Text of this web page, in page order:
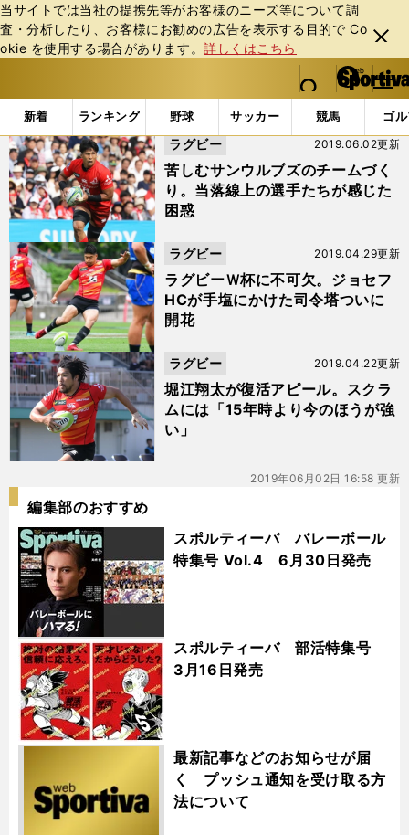
当サイトでは当社の提携先等がお客様のニーズ等について調
査・分析したり、お客様にお勧めの広告を表⽰する⽬的で Co
okie を使⽤する場合があります。詳しくはこちら
閉じ
る
web Sportiva (webスポルティーバ)
検索
マイペ
ー
ジ
メニュ
新着 ランキング 野球 サッカー 競馬 ゴ
b
ス
ポ
ル
テ
ィ
ー
バ
「#ウルフパック」の最新ニュース・ 情報
苦しむサンウルブズのチームづく
り。当落線上の選手たちが感じた
困惑
2019.06.02更新
ラグビー
ラグビーＷ杯に不可欠。ジョセフ
HCが手塩にかけた司令塔ついに
開花
2019.04.29更新
ラグビー
堀江翔太が復活アピール。スクラ
ムには「15年時より今のほうが強
い」
2019.04.22更新
ラグビー
2019年06月02日 16:58 更新
編集部のおすすめ
スポルティーバ バレーボール
特集号 Vol.4 6月30日発売
スポルティーバ 部活特集号
3月16日発売
最新記事などのお知らせが届
く プッシュ通知を受け取る方
法について